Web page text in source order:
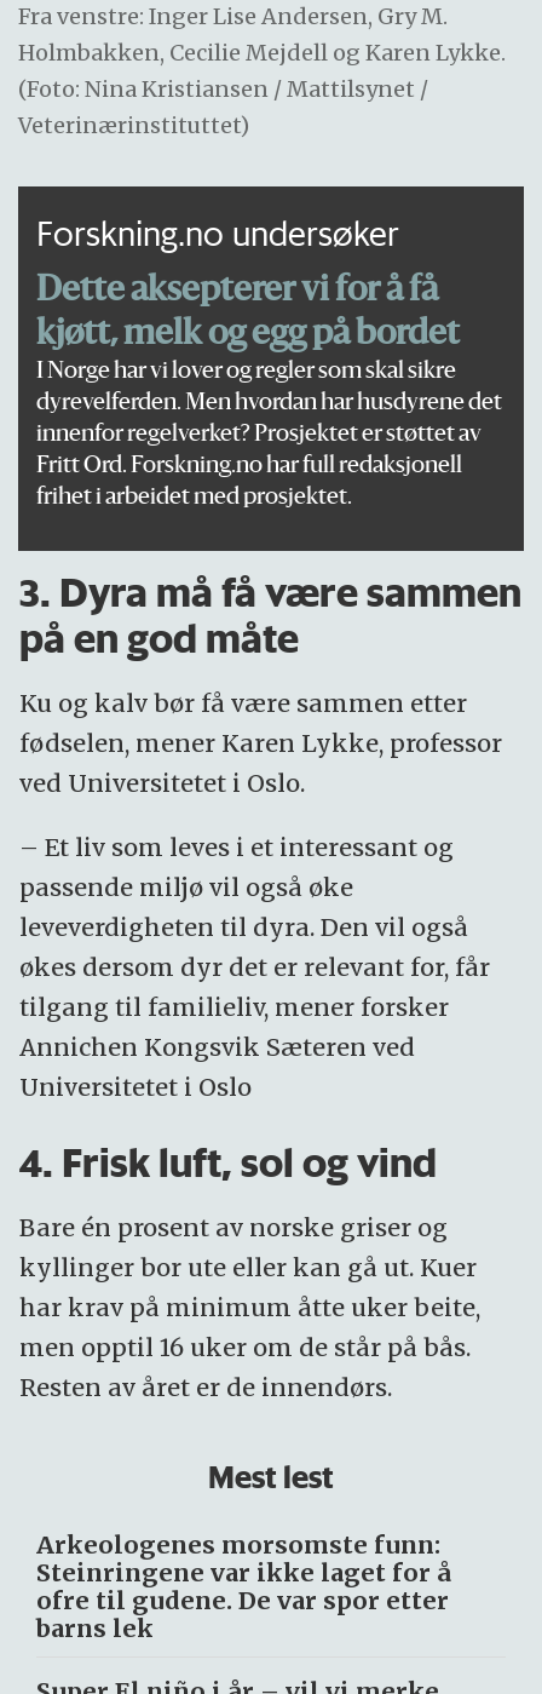
Fra venstre: Inger Lise Andersen, Gry M.
Holmbakken, Cecilie Mejdell og Karen Lykke.
(Foto: Nina Kristiansen / Mattilsynet /
Veterinærinstituttet)
Forskning.no undersøker
Dette aksepterer vi for å få
kjøtt, melk og egg på bordet
I Norge har vi lover og regler som skal sikre
dyrevelferden. Men hvordan har husdyrene det
innenfor regelverket? Prosjektet er støttet av
Fritt Ord. Forskning.no har full redaksjonell
frihet i arbeidet med prosjektet.
3. Dyra må få være sammen
på en god måte
Ku og kalv bør få være sammen etter
fødselen, mener Karen Lykke, professor
ved Universitetet i Oslo.
– Et liv som leves i et interessant og
passende miljø vil også øke
leveverdigheten til dyra. Den vil også
økes dersom dyr det er relevant for, får
tilgang til familieliv, mener forsker
Annichen Kongsvik Sæteren ved
Universitetet i Oslo
4. Frisk luft, sol og vind
Bare én prosent av norske griser og
kyllinger bor ute eller kan gå ut. Kuer
har krav på minimum åtte uker beite,
men opptil 16 uker om de står på bås.
Resten av året er de innendørs.
Mest lest
Arkeologenes morsomste funn:
Steinringene var ikke laget for å
ofre til gudene. De var spor etter
barns lek